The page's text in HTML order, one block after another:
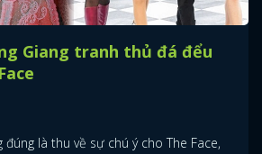
Giang tranh thủ đá đểu
là thu về sự chú ý cho The Face,